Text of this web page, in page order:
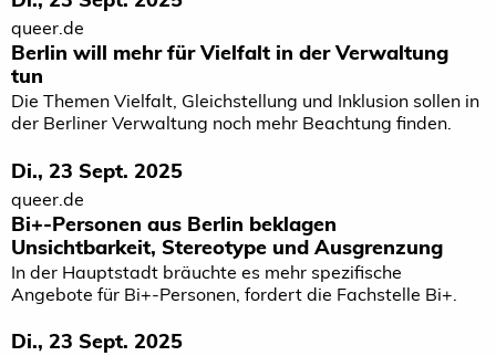
queer.de
Berlin will mehr für Vielfalt in der Verwaltung
tun
Die Themen Vielfalt, Gleichstellung und Inklusion sollen in
der Berliner Verwaltung noch mehr Beachtung finden.
Di., 23 Sept. 2025
queer.de
Bi+-Personen aus Berlin beklagen
Unsichtbarkeit, Stereotype und Ausgrenzung
In der Hauptstadt bräuchte es mehr spezifische
Angebote für Bi+-Personen, fordert die Fachstelle Bi+.
Di., 23 Sept. 2025